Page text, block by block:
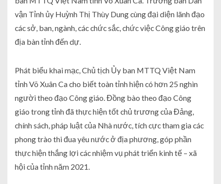
vận Tỉnh ủy Huỳnh Thị Thùy Dung cùng đại diện lãnh đạo
các sở, ban, ngành, các chức sắc, chức việc Công giáo trên
địa bàn tỉnh đến dự.
Phát biểu khai mạc, Chủ tịch Ủy ban MTTQ Việt Nam
tỉnh Võ Xuân Ca cho biết toàn tỉnh hiện có hơn 25 nghìn
người theo đạo Công giáo. Đồng bào theo đạo Công
giáo trong tỉnh đã thực hiện tốt chủ trương của Đảng,
chính sách, pháp luật của Nhà nước, tích cực tham gia các
phong trào thi đua yêu nước ở địa phương, góp phần
thực hiện thắng lợi các nhiệm vụ phát triển kinh tế – xã
hội của tỉnh năm 2021.